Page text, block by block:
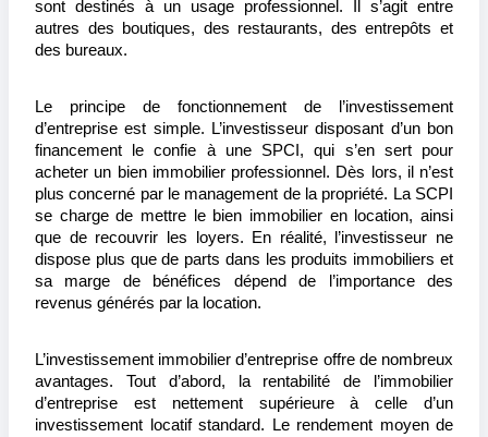
sont destinés à un usage professionnel. Il s’agit entre
autres des boutiques, des restaurants, des entrepôts et
des bureaux.
Le principe de fonctionnement de l’investissement
d’entreprise est simple. L’investisseur disposant d’un bon
financement le confie à une SPCI, qui s’en sert pour
acheter un bien immobilier professionnel. Dès lors, il n’est
plus concerné par le management de la propriété. La SCPI
se charge de mettre le bien immobilier en location, ainsi
que de recouvrir les loyers. En réalité, l’investisseur ne
dispose plus que de parts dans les produits immobiliers et
sa marge de bénéfices dépend de l’importance des
revenus générés par la location.
L’investissement immobilier d’entreprise offre de nombreux
avantages. Tout d’abord, la rentabilité de l’immobilier
d’entreprise est nettement supérieure à celle d’un
investissement locatif standard. Le rendement moyen de